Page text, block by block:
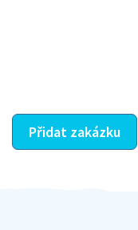
Přidat zakázku